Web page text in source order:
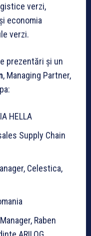
verzi,
economia
verzi.
prezentări și un
, Managing Partner,
HELLA
Supply Chain
Celestica,
Raben